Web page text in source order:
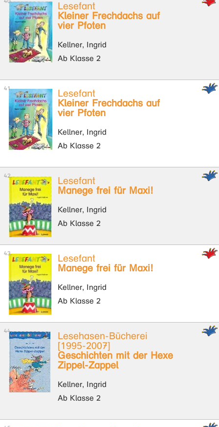
Lesefant
Kleiner Frechdachs auf
vier Pfoten
Kellner, Ingrid
Ab Klasse 2
Lesefant
Kleiner Frechdachs auf
vier Pfoten
Kellner, Ingrid
Ab Klasse 2
Lesefant
Manege frei für Maxi!
Kellner, Ingrid
Ab Klasse 2
Lesefant
Manege frei für Maxi!
Kellner, Ingrid
Ab Klasse 2
Lesehasen-Bücherei
[1995-2007]
Geschichten mit der Hexe
Zippel-Zappel
Kellner, Ingrid
Ab Klasse 2